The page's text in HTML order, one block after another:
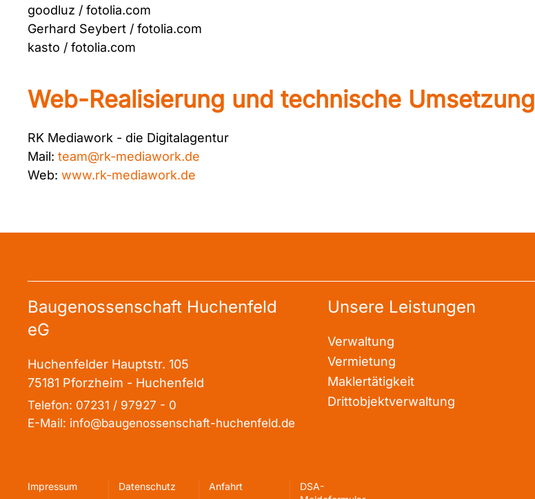
goodluz / fotolia.com
Gerhard Seybert / fotolia.com
kasto / fotolia.com
Web-Realisierung und technische Umsetzung
RK Mediawork - die Digitalagentur
Mail: team@rk-mediawork.de
Web: www.rk-mediawork.de
Baugenossenschaft Huchenfeld
eG
Huchenfelder Hauptstr. 105
75181 Pforzheim - Huchenfeld
Telefon: 07231 / 97927 - 0
E-Mail: info@baugenossenschaft-huchenfeld.de
Unsere Leistungen
Verwaltung
Vermietung
Maklertätigkeit
Drittobjektverwaltung
Impressum Datenschutz Anfahrt
DSA-